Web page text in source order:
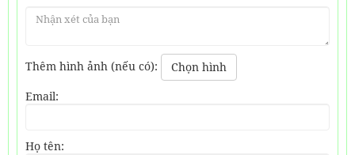
Thêm hình ảnh (nếu có):
Chọn hình
Email:
Họ tên: